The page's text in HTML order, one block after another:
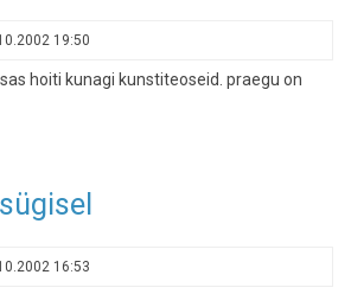
19:50
hoiti kunagi kunstiteoseid. praegu on
16:53